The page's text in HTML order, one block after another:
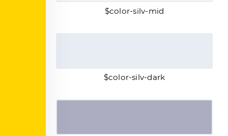
$color-silv-mid
$color-silv-dark